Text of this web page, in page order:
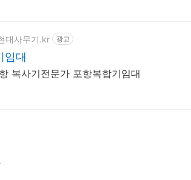
대사무기.kr 광고
임대
대구경북포항 복사기전문가 포항복합기임대